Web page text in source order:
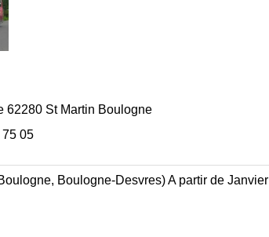
62280 St Martin Boulogne
75 05
Boulogne-Desvres) A partir de Janvier